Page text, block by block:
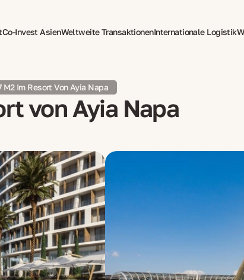
Co-Invest AsienWeltweite TransaktionenInternationale Logistik
M2 Im Resort Von Ayia Napa
von Ayia Napa